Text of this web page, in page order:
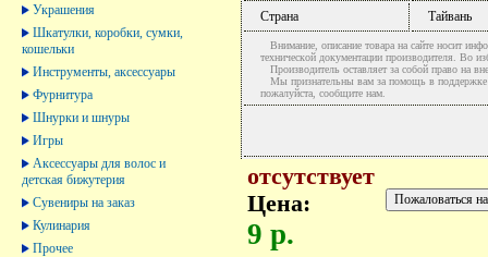
Украшения
Шкатулки, коробки, сумки,
кошельки
Инструменты, аксессуары
Фурнитура
Шнурки и шнуры
Игры
Аксессуары для волос и
детская бижутерия
Сувениры на заказ
Кулинария
Прочее
Страна
Тайвань
Внимание, описание товара на сайте носит
технической документации производителя. Во
Производитель оставляет за собой право на
Мы признательны вам за помощь в поддержке
пожалуйста, сообщите нам.
отсутствует
Цена:
9 р.